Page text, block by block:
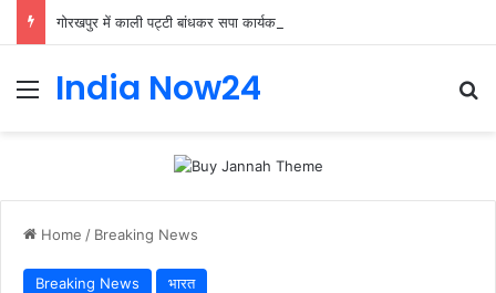
India Now24
Home / Breaking News
Breaking News भारत